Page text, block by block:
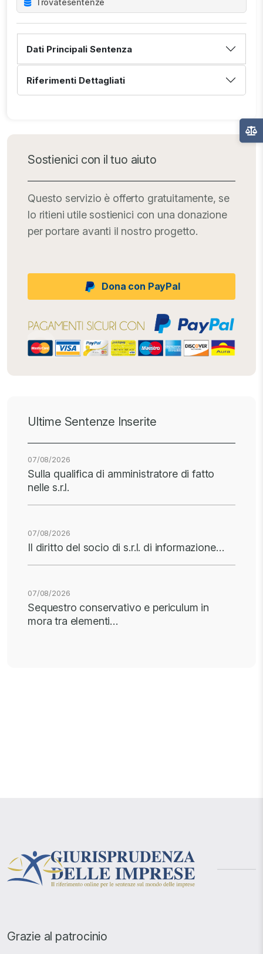
Trovatesentenze
Dati Principali Sentenza
Riferimenti Dettagliati
Sostienici con il tuo aiuto
Questo servizio è offerto gratuitamente, se
lo ritieni utile sostienici con una donazione
per portare avanti il nostro progetto.
Dona con PayPal
Ultime Sentenze Inserite
07/08/2026
Sulla qualifica di amministratore di fatto
nelle s.r.l.
07/08/2026
Il diritto del socio di s.r.l. di informazione…
07/08/2026
Sequestro conservativo e periculum in
mora tra elementi…
Grazie al patrocinio